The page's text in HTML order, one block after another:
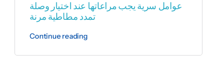
عوامل سرية يجب مراعاتها عند اختيار وصلة
تمدد مطاطية مرنة
Continue reading